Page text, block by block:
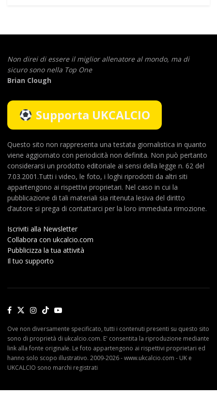
Non direi di essere il miglior allenatore al mondo, ma di
sicuro sono nella Top One
Brian Clough
Supporta UKCALCIO
Questo sito non rappresenta una testata giornalistica in quanto
viene aggiornato con periodicità non definita. Non può pertanto
considerarsi un prodotto editoriale ai sensi della legge n. 62 del
7.03.2001.Tutti i video, le foto, i loghi riprodotti da altri siti
appartengono ai rispettivi proprietari. Nel caso in cui la
pubblicazione di tali materiali sia ritenuta lesiva del diritto
d’autore si prega di contattarci per la loro immediata rimozione.
Iscriviti alla Newsletter
Collabora con ukcalcio.com
Pubblicizza la tua attività
Il tuo supporto
Ove non diversamente specificato, tutti i contenuti presenti su questo sito
sono di proprietà di ukcalcio.com. E' consentita la riproduzione mediante
link alla fonte originale. Le foto appartengono ai rispettivi proprietari ed
hanno solo scopo illustrativo. 2009-2026 - www.ukcalcio.com - UK e
UKCALCIO sono marchi registrati